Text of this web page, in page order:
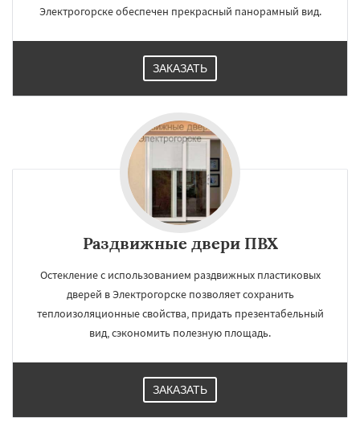
Электрогорске обеспечен прекрасный панорамный вид.
ЗАКАЗАТЬ
Раздвижные двери ПВХ
Остекление с использованием раздвижных пластиковых
дверей в Электрогорске позволяет сохранить
теплоизоляционные свойства, придать презентабельный
вид, сэкономить полезную площадь.
ЗАКАЗАТЬ